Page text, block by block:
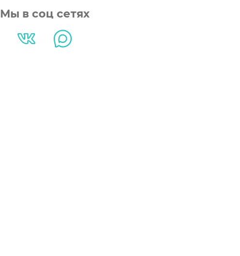
Мы в соц сетях